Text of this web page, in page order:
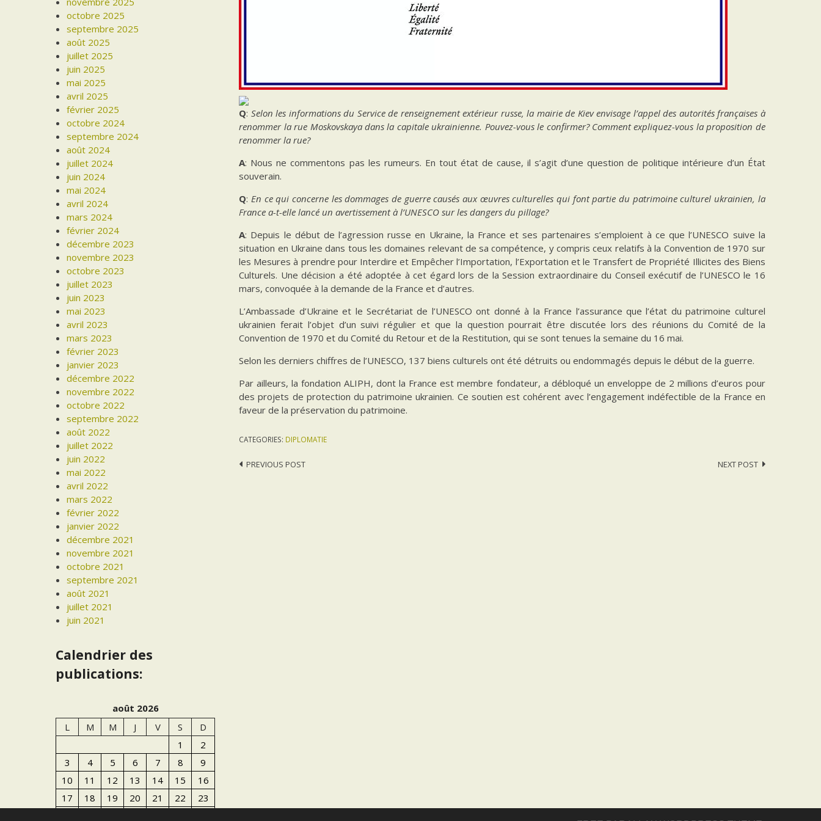
Q: Selon les informations du Service de renseignement extérieur russe, la mairie de Kiev envisage l’appel des autorités françaises à
renommer la rue Moskovskaya dans la capitale ukrainienne. Pouvez-vous le confirmer? Comment expliquez-vous la proposition de
renommer la rue?
A: Nous ne commentons pas les rumeurs. En tout état de cause, il s’agit d’une question de politique intérieure d’un État
souverain.
Q: En ce qui concerne les dommages de guerre causés aux œuvres culturelles qui font partie du patrimoine culturel ukrainien, la
France a-t-elle lancé un avertissement à l’UNESCO sur les dangers du pillage?
A: Depuis le début de l’agression russe en Ukraine, la France et ses partenaires s’emploient à ce que l’UNESCO suive la
situation en Ukraine dans tous les domaines relevant de sa compétence, y compris ceux relatifs à la Convention de 1970 sur
les Mesures à prendre pour Interdire et Empêcher l’Importation, l’Exportation et le Transfert de Propriété Illicites des Biens
Culturels. Une décision a été adoptée à cet égard lors de la Session extraordinaire du Conseil exécutif de l’UNESCO le 16
mars, convoquée à la demande de la France et d’autres.
L’Ambassade d’Ukraine et le Secrétariat de l’UNESCO ont donné à la France l’assurance que l’état du patrimoine culturel
ukrainien ferait l’objet d’un suivi régulier et que la question pourrait être discutée lors des réunions du Comité de la
Convention de 1970 et du Comité du Retour et de la Restitution, qui se sont tenues la semaine du 16 mai.
Selon les derniers chiffres de l’UNESCO, 137 biens culturels ont été détruits ou endommagés depuis le début de la guerre.
Par ailleurs, la fondation ALIPH, dont la France est membre fondateur, a débloqué un enveloppe de 2 millions d’euros pour
des projets de protection du patrimoine ukrainien. Ce soutien est cohérent avec l’engagement indéfectible de la France en
faveur de la préservation du patrimoine.
CATEGORIES: DIPLOMATIE
Post
PREVIOUS POST NEXT POST
octobre 2025
septembre 2025
août 2025
juillet 2025
juin 2025
mai 2025
avril 2025
février 2025
octobre 2024
septembre 2024
août 2024
juillet 2024
juin 2024
mai 2024
avril 2024
mars 2024
février 2024
décembre 2023
novembre 2023
octobre 2023
juillet 2023
juin 2023
mai 2023
avril 2023
mars 2023
février 2023
janvier 2023
décembre 2022
novembre 2022
octobre 2022
septembre 2022
août 2022
juillet 2022
juin 2022
mai 2022
avril 2022
mars 2022
février 2022
janvier 2022
décembre 2021
novembre 2021
octobre 2021
septembre 2021
août 2021
juillet 2021
juin 2021
Calendrier des
publications:
août 2026
L
M M J V S
D
1
2
3
4 5 6 7 8
9
10
11 12 13 14 15
16
17
18 19 20 21 22
23